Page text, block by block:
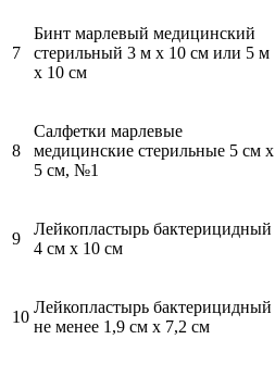
7
Бинт марлевый медицинский
стерильный 3 м x 10 см или 5 м
x 10 см
8
Салфетки марлевые
медицинские стерильные 5 см х
5 см, №1
9
Лейкопластырь бактерицидный
4 см х 10 см
10
Лейкопластырь бактерицидный
не менее 1,9 см x 7,2 см